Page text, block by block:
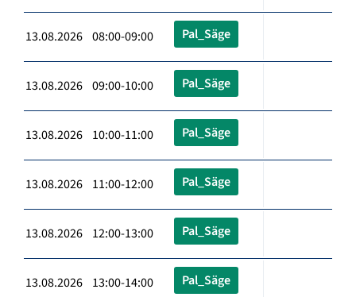
13.08.2026 08:00-09:00 Pal_Säge
13.08.2026 09:00-10:00 Pal_Säge
13.08.2026 10:00-11:00 Pal_Säge
13.08.2026 11:00-12:00 Pal_Säge
13.08.2026 12:00-13:00 Pal_Säge
13.08.2026 13:00-14:00 Pal_Säge